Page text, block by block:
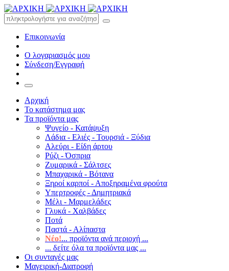
Επικοινωνία
Ο λογαριασμός μου
Σύνδεση/Εγγραφή
Αρχική
Το κατάστημα μας
Τα προϊόντα μας
Ψυγείο - Κατάψυξη
Λάδια - Ελιές - Τουρσιά - Ξύδια
Αλεύρι - Είδη άρτου
Ρύζι - Όσπρια
Ζυμαρικά - Σάλτσες
Μπαχαρικά - Βότανα
Ξηροί καρποί - Αποξηραμένα φρούτα
Υπερτροφές - Δημητριακά
Μέλι - Μαρμελάδες
Γλυκά - Χαλβάδες
Ποτά
Παστά - Αλίπαστα
Νέο!... προϊόντα ανά περιοχή ...
... δείτε όλα τα προϊόντα μας ...
Οι συνταγές μας
Μαγειρική-Διατροφή